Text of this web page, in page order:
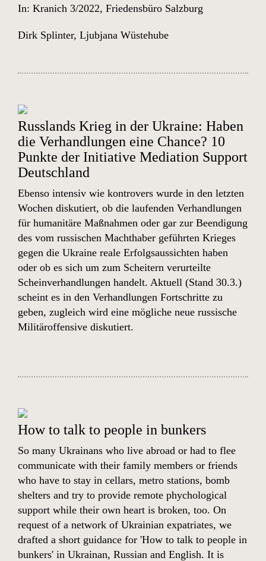
In: Kranich 3/2022, Friedensbüro Salzburg
Dirk Splinter, Ljubjana Wüstehube
Russlands Krieg in der Ukraine: Haben
die Verhandlungen eine Chance? 10
Punkte der Initiative Mediation Support
Deutschland
Ebenso intensiv wie kontrovers wurde in den letzten
Wochen diskutiert, ob die laufenden Verhandlungen
für humanitäre Maßnahmen oder gar zur Beendigung
des vom russischen Machthaber geführten Krieges
gegen die Ukraine reale Erfolgsaussichten haben
oder ob es sich um zum Scheitern verurteilte
Scheinverhandlungen handelt. Aktuell (Stand 30.3.)
scheint es in den Verhandlungen Fortschritte zu
geben, zugleich wird eine mögliche neue russische
Militäroffensive diskutiert.
How to talk to people in bunkers
So many Ukrainans who live abroad or had to flee
communicate with their family members or friends
who have to stay in cellars, metro stations, bomb
shelters and try to provide remote phychological
support while their own heart is broken, too. On
request of a network of Ukrainian expatriates, we
drafted a short guidance for 'How to talk to people in
bunkers' in Ukrainan, Russian and English. It is